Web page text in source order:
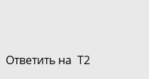
Ответить на Т2